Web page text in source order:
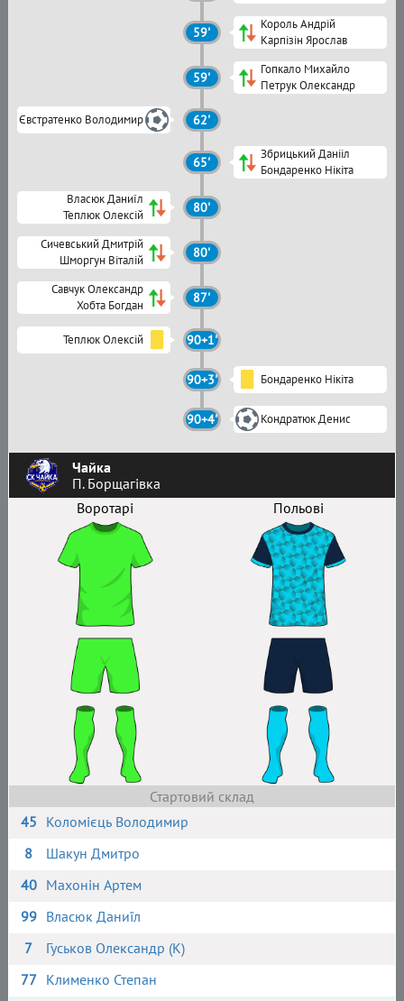
Чайка
П. Борщагівка
Воротарі
Польові
Стартовий склад
45 Коломієць Володимир
8
Шакун Дмитро
40 Махонін Артем
99 Власюк Даниїл
7
Гуськов Олександр (К)
77 Клименко Степан
59'
Король Андрій
Карпізін Ярослав
59'
Гопкало Михайло
Петрук Олександр
Євстратенко Володимир 62'
65'
Збрицький Данііл
Бондаренко Нікіта
Власюк Даниїл
Теплюк Олексій
80'
Сичевський Дмитрій
Шморгун Віталій
80'
Савчук Олександр
Хобта Богдан
87'
Теплюк Олексій 90+1'
90+3' Бондаренко Нікіта
90+4' Кондратюк Денис